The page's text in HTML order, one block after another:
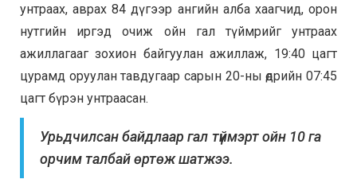
унтраах, аврах 84 дүгээр ангийн алба хаагчид, орон
нутгийн иргэд очиж ойн гал түймрийг унтраах
ажиллагааг зохион байгуулан ажиллаж, 19:40 цагт
цурамд оруулан тавдугаар сарын 20-ны өдрийн 07:45
цагт бүрэн унтраасан.
Урьдчилсан байдлаар гал түймэрт ойн 10 га
орчим талбай өртөж шатжээ.